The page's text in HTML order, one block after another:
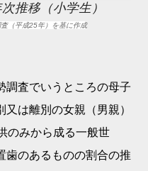
推移（小学生）
（平成25年）を基に作成
調査でいうところの母子
は離別の女親（男親）
のみから成る一般世
歯のあるものの割合の推